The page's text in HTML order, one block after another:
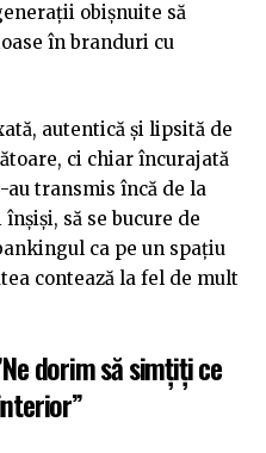
obișnuite să
în branduri cu
autentică și lipsită de
ci chiar încurajată
transmis încă de la
să se bucure de
ca pe un spațiu
contează la fel de mult
dorim să simțiți ce